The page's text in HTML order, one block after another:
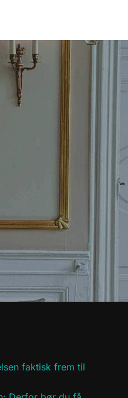
faktisk frem til